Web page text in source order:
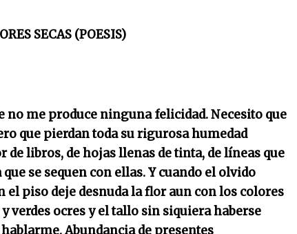
SECAS (POESIS)
no me produce ninguna felicidad. Necesito que
que pierdan toda su rigurosa humedad
de libros, de hojas llenas de tinta, de líneas que
se sequen con ellas. Y cuando el olvido
el piso deje desnuda la flor aun con los colores
verdes ocres y el tallo sin siquiera haberse
Abundancia de presentes